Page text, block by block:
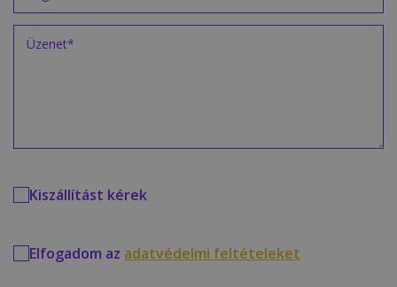
Kiszállítást kérek
Elfogadom az adatvédelmi feltételeket